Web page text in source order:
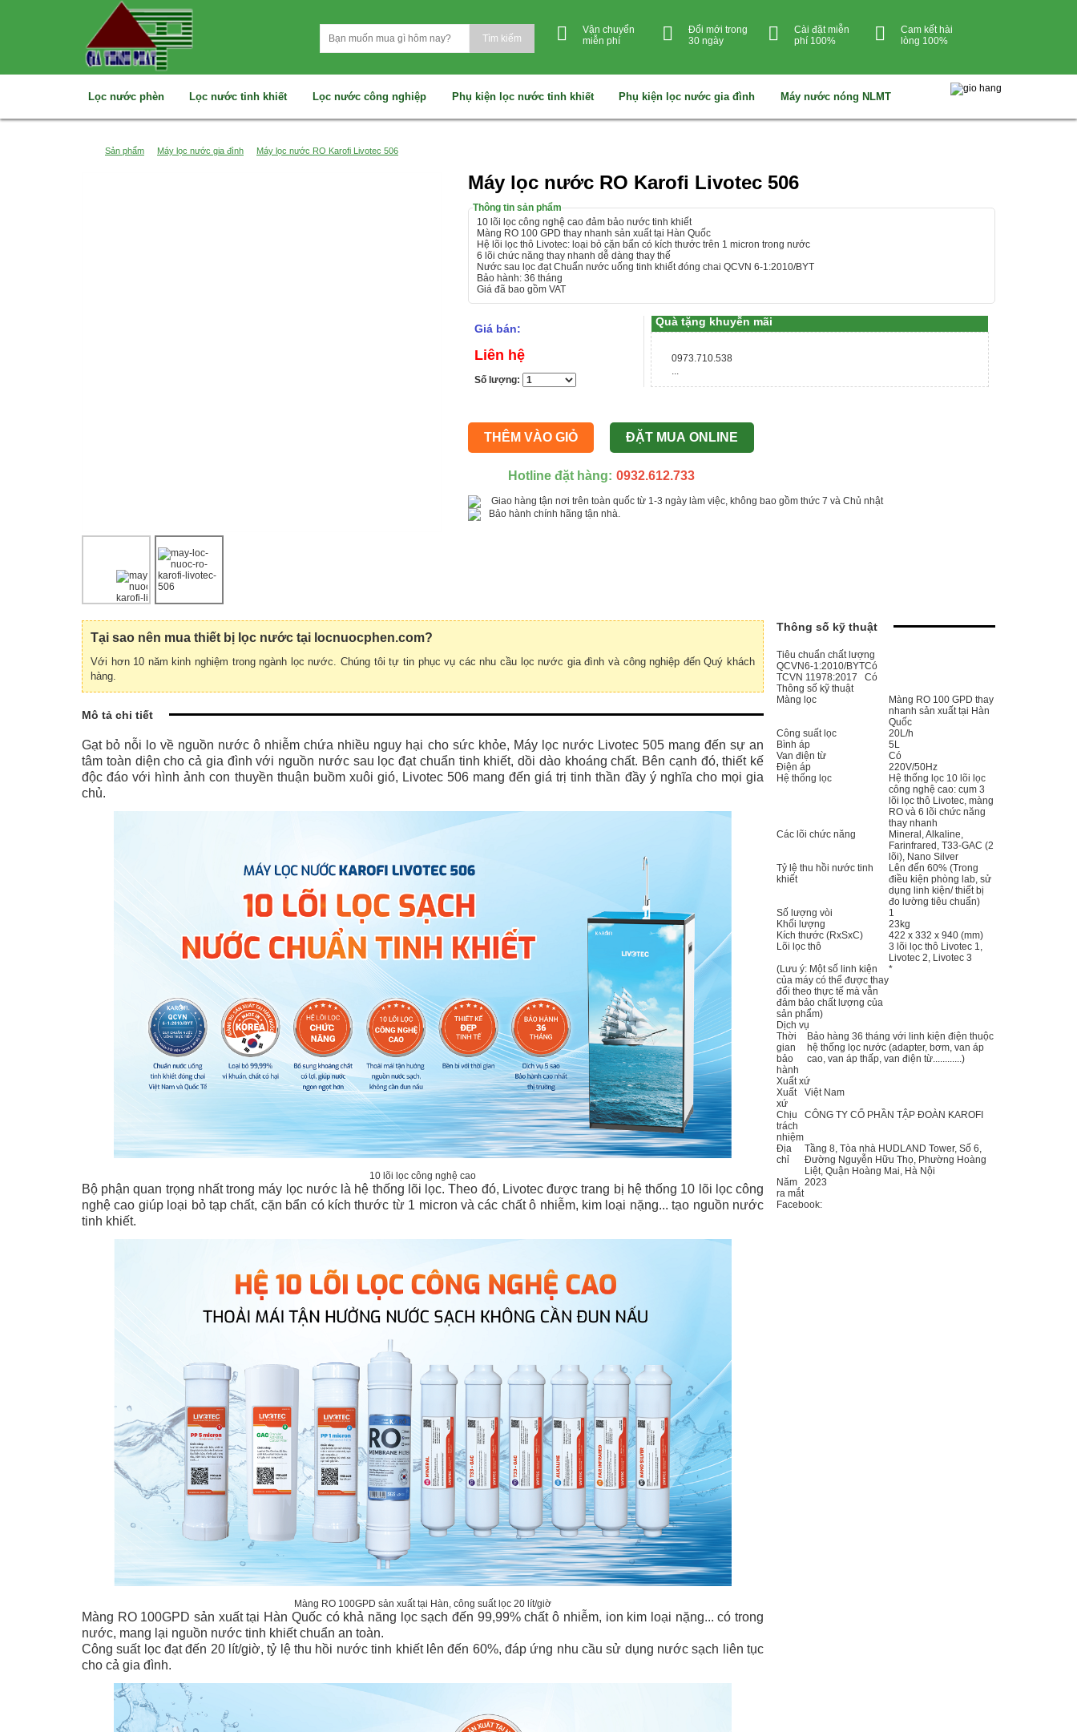
Tìm kiếm
Vận chuyển
miễn phí
Đổi mới trong
30 ngày
Cài đặt miễn
phí 100%
Cam kết hài
lòng 100%
Lọc nước phèn Lọc nước tinh khiết Lọc nước công nghiệp Phụ kiện lọc nước tinh khiết Phụ kiện lọc nước gia đình Máy nước nóng NLMT
Sản phẩm Máy lọc nước gia đình Máy lọc nước RO Karofi Livotec 506
Máy lọc nước RO Karofi Livotec 506
Thông tin sản phẩm
10 lõi lọc công nghệ cao đảm bảo nước tinh khiết
Màng RO 100 GPD thay nhanh sản xuất tại Hàn Quốc
Hệ lõi lọc thô Livotec: loại bỏ cặn bẩn có kích thước trên 1 micron trong nước
6 lõi chức năng thay nhanh dễ dàng thay thế
Nước sau lọc đạt Chuẩn nước uống tinh khiết đóng chai QCVN 6-1:2010/BYT
Bảo hành: 36 tháng
Giá đã bao gồm VAT
Giá bán:
Liên hệ
Số lượng:
Quà tặng khuyễn mãi
0973.710.538
THÊM VÀO GIỎ ĐẶT MUA ONLINE
Hotline đặt hàng: 0932.612.733
Giao hàng tận nơi trên toàn quốc từ 1-3 ngày làm việc, không bao gồm thức 7 và Chủ nhật
Bảo hành chính hãng tận nhà.
Tại sao nên mua thiết bị lọc nước tại locnuocphen.com?
Với hơn 10 năm kinh nghiệm trong ngành lọc nước. Chúng tôi tự tin phục vụ các nhu cầu lọc nước gia đình và công nghiệp đến Quý khách
hàng.
Mô tả chi tiết
Gạt bỏ nỗi lo về nguồn nước ô nhiễm chứa nhiều nguy hại cho sức khỏe, Máy lọc nước Livotec 505 mang đến sự an
tâm toàn diện cho cả gia đình với nguồn nước sau lọc đạt chuẩn tinh khiết, dồi dào khoáng chất. Bên cạnh đó, thiết kế
độc đáo với hình ảnh con thuyền thuận buồm xuôi gió, Livotec 506 mang đến giá trị tinh thần đầy ý nghĩa cho mọi gia
chủ.
10 lõi lọc công nghệ cao
Bộ phận quan trọng nhất trong máy lọc nước là hệ thống lõi lọc. Theo đó, Livotec được trang bị hệ thống 10 lõi lọc công
nghệ cao giúp loại bỏ tạp chất, cặn bẩn có kích thước từ 1 micron và các chất ô nhiễm, kim loại nặng... tạo nguồn nước
tinh khiết.
Màng RO 100GPD sản xuất tại Hàn, công suất lọc 20 lít/giờ
Màng RO 100GPD sản xuất tại Hàn Quốc có khả năng lọc sạch đến 99,99% chất ô nhiễm, ion kim loại nặng... có trong
nước, mang lại nguồn nước tinh khiết chuẩn an toàn.
Công suất lọc đạt đến 20 lít/giờ, tỷ lệ thu hồi nước tinh khiết lên đến 60%, đáp ứng nhu cầu sử dụng nước sạch liên tục
cho cả gia đình.
Thông số kỹ thuật
Tiêu chuẩn chất lượng
QCVN6-1:2010/BYTCó
TCVN 11978:2017
Có
Thông số kỹ thuật
Màng lọc
Màng RO 100 GPD thay
nhanh sản xuất tại Hàn
Quốc
Công suất lọc
20L/h
Bình áp
5L
Van điện từ
Có
Điện áp
220V/50Hz
Hệ thống lọc
Hệ thống lọc 10 lõi lọc
công nghệ cao: cụm 3
lõi lọc thô Livotec, màng
RO và 6 lõi chức năng
thay nhanh
Các lõi chức năng
Mineral, Alkaline,
Farinfrared, T33-GAC (2
lõi), Nano Silver
Tỷ lệ thu hồi nước tinh
khiết
Lên đến 60% (Trong
điều kiện phòng lab, sử
dụng linh kiện/ thiết bị
đo lường tiêu chuẩn)
Số lượng vòi
1
Khối lượng
23kg
Kích thước (RxSxC)
422 x 332 x 940 (mm)
Lõi lọc thô
3 lõi lọc thô Livotec 1,
Livotec 2, Livotec 3
(Lưu ý: Một số linh kiện
của máy có thể được thay
đổi theo thực tế mà vẫn
đảm bảo chất lượng của
sản phẩm)
*
Dịch vụ
Thời
gian
bảo
hành
Bảo hàng 36 tháng với linh kiện điện thuộc
hệ thống lọc nước (adapter, bơm, van áp
cao, van áp thấp, van điện từ............)
Xuất xứ
Xuất
xứ
Việt Nam
Chịu
trách
nhiệm
CÔNG TY CỔ PHẦN TẬP ĐOÀN KAROFI
Địa
chỉ
Tầng 8, Tòa nhà HUDLAND Tower, Số 6,
Đường Nguyễn Hữu Thọ, Phường Hoàng
Liệt, Quận Hoàng Mai, Hà Nội
Năm
ra mắt
2023
Facebook: